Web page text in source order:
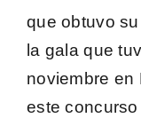
que obtuvo
la gala que
noviembre en
este